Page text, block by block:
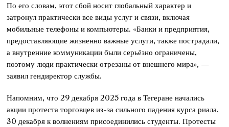
По его словам, этот сбой носит глобальный характер и
затронул практически все виды услуг и связи, включая
мобильные телефоны и компьютеры. «Банки и предприятия,
предоставляющие жизненно важные услуги, также пострадали,
а внутренние коммуникации были серьёзно ограничены,
поэтому люди практически отрезаны от внешнего мира», —
заявил гендиректор службы.
Напомним, что 29 декабря 2025 года в Тегеране начались
акции протеста торговцев из-за сильного падения курса риала.
30 декабря к волнениям присоединились студенты. Протесты